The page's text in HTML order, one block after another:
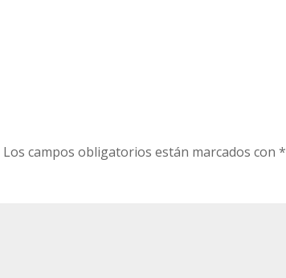
Los campos obligatorios están marcados con*